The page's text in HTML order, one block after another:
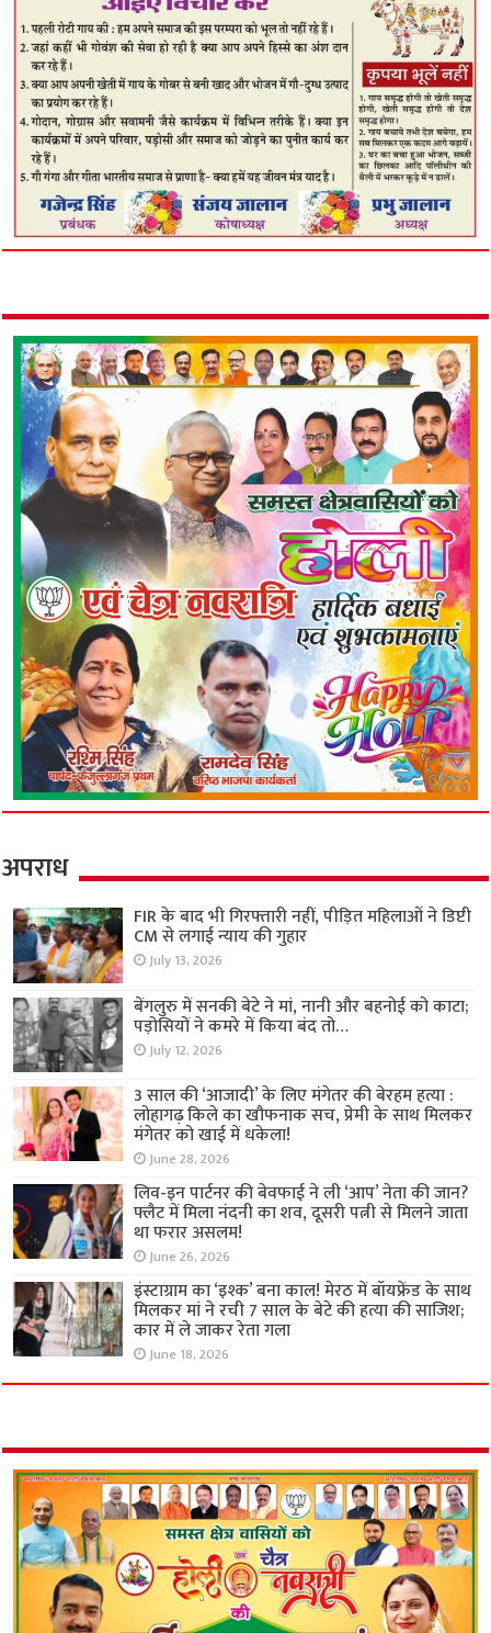
अपराध
FIR के बाद भी गिरफ्तारी नहीं, पीड़ित महिलाओं ने डिप्टी
CM से लगाई न्याय की गुहार
July 13, 2026
बेंगलुरु में सनकी बेटे ने मां, नानी और बहनोई को काटा;
पड़ोसियों ने कमरे में किया बंद तो…
July 12, 2026
3 साल की ‘आजादी’ के लिए मंगेतर की बेरहम हत्या :
लोहागढ़ किले का खौफनाक सच, प्रेमी के साथ मिलकर
मंगेतर को खाई में धकेला!
June 28, 2026
लिव-इन पार्टनर की बेवफाई ने ली ‘आप’ नेता की जान?
फ्लैट में मिला नंदनी का शव, दूसरी पत्नी से मिलने जाता
था फरार असलम!
June 26, 2026
इंस्टाग्राम का ‘इश्क’ बना काल! मेरठ में बॉयफ्रेंड के साथ
मिलकर मां ने रची 7 साल के बेटे की हत्या की साजिश;
कार में ले जाकर रेता गला
June 18, 2026